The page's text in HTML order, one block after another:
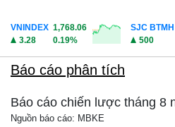
VNINDEX 1,768.06
3.28
0.19%
SJC BTMH
500
Báo cáo phân tích
Báo cáo chiến lược tháng 8
Nguồn báo cáo: MBKE